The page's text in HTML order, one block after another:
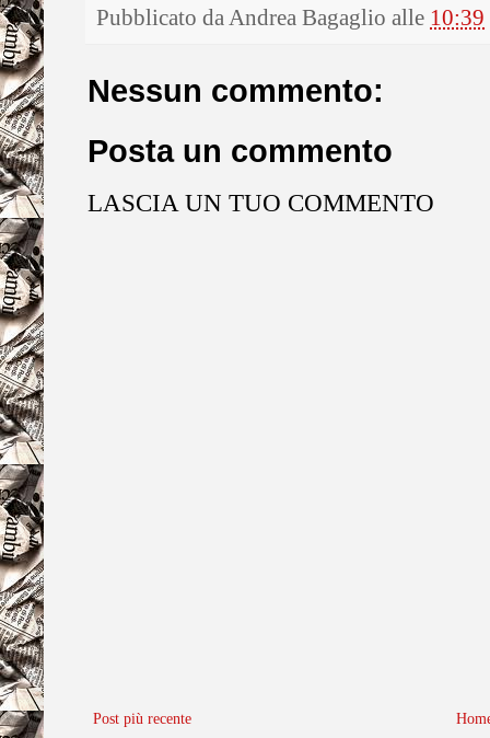
Pubblicato daAndrea Bagaglio alle 10:39
Nessun commento:
Posta un commento
LASCIA UN TUO COMMENTO
Post più recente